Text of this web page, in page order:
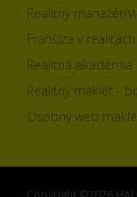
Realitný manažér/
Franšíza v realitách
Realitná akadémia
Realitný maklér -
Osobný web